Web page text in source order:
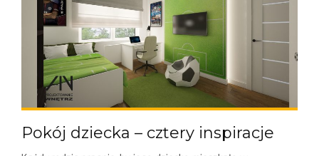
Pokój dziecka – cztery inspiracje